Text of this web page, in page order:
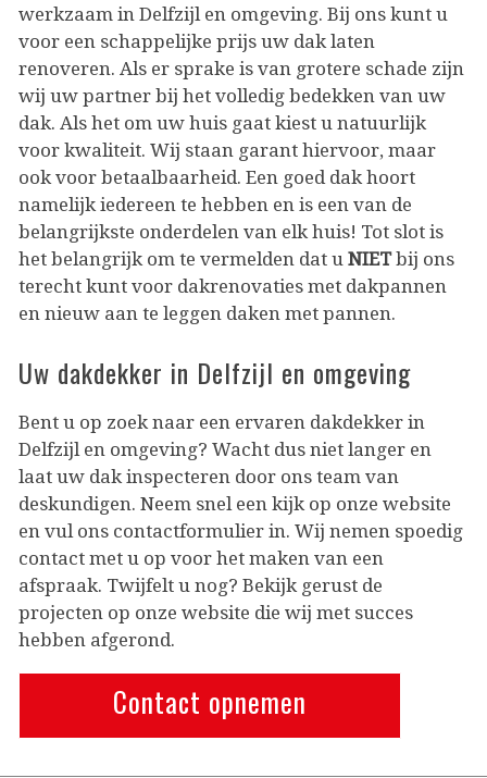
werkzaam in Delfzijl en omgeving. Bij ons kunt u
voor een schappelijke prijs uw dak laten
renoveren. Als er sprake is van grotere schade zijn
wij uw partner bij het volledig bedekken van uw
dak. Als het om uw huis gaat kiest u natuurlijk
voor kwaliteit. Wij staan garant hiervoor, maar
ook voor betaalbaarheid. Een goed dak hoort
namelijk iedereen te hebben en is een van de
belangrijkste onderdelen van elk huis! Tot slot is
het belangrijk om te vermelden dat u NIETbij ons
terecht kunt voor dakrenovaties met dakpannen
en nieuw aan te leggen daken met pannen.
Uw dakdekker in Delfzijl en omgeving
Bent u op zoek naar een ervaren dakdekker in
Delfzijl en omgeving? Wacht dus niet langer en
laat uw dak inspecteren door ons team van
deskundigen. Neem snel een kijk op onze website
en vul ons contactformulier in. Wij nemen spoedig
contact met u op voor het maken van een
afspraak. Twijfelt u nog? Bekijk gerust de
projecten op onze website die wij met succes
hebben afgerond.
Contact opnemen